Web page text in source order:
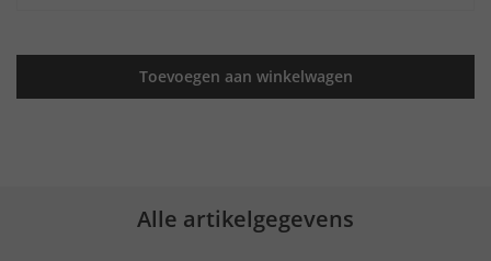
Toevoegen aan winkelwagen
Alle artikelgegevens